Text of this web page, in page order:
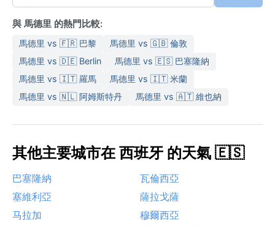
與 馬德里 的熱門比較:
馬德里 vs 🇫🇷 巴黎
馬德里 vs 🇬🇧 倫敦
馬德里 vs 🇩🇪 Berlin
馬德里 vs 🇪🇸 巴塞隆納
馬德里 vs 🇮🇹 羅馬
馬德里 vs 🇮🇹 米蘭
馬德里 vs 🇳🇱 阿姆斯特丹
馬德里 vs 🇦🇹 維也納
其他主要城市在 西班牙 的天氣 🇪🇸
巴塞隆納
瓦倫西亞
塞維利亞
薩拉戈薩
马拉加
穆爾西亞